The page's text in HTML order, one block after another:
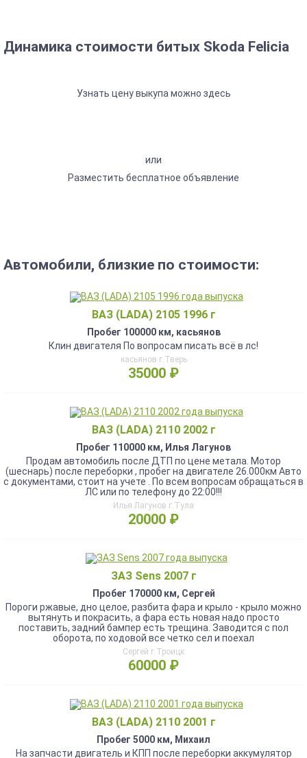
Динамика стоимости битых Skoda Felicia
Узнать цену выкупа можно здесь
или
Разместить бесплатное объявление
Автомобили, близкие по стоимости:
ВАЗ (LADA) 2105 1996 г
Пробег 100000 км, касьянов
Клин двигателя По вопросам писать всё в лс!
касьянов г.Тверь
35000 ₽
ВАЗ (LADA) 2110 2002 г
Пробег 110000 км, Илья Лагунов
Продам автомобиль после ДТП по цене метала. Мотор
(шеснарь) после переборки , пробег на двигателе 26.000км Авто
с документами, стоит на учете . По всем вопросам обращаться в
ЛС или по телефону до 22:00!!!
Илья Лагунов г.Тула
20000 ₽
ЗАЗ Sens 2007 г
Пробег 170000 км, Сергей
Пороги ржавые, дно целое, разбита фара и крыло - крыло можно
вытянуть и покрасить, а фара есть новая надо просто
поставить, задний бампер есть трещина. Заводится с пол
оборота, по ходовой все четко сел и поехал
Сергей г.Троицк
60000 ₽
ВАЗ (LADA) 2110 2001 г
Пробег 5000 км, Михаил
На запчасти двигатель и КПП после переборки аккумулятор